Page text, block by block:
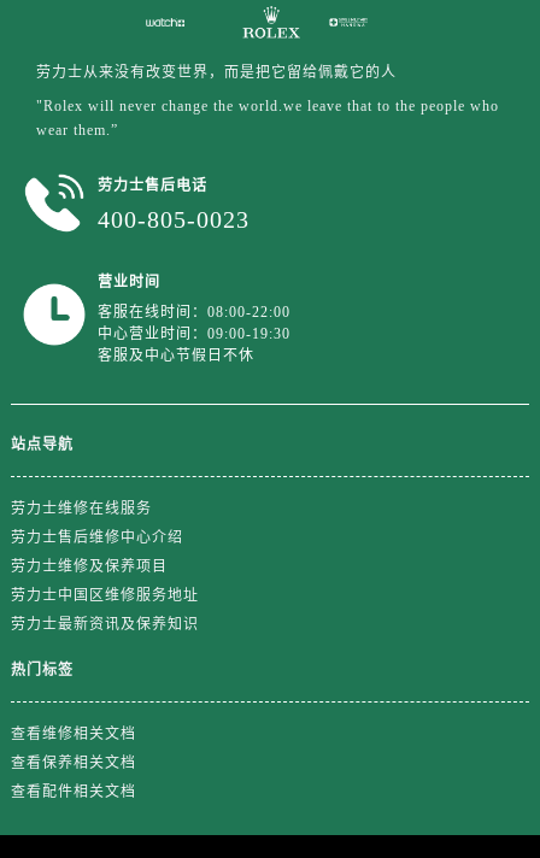
劳力士从来没有改变世界，而是把它留给佩戴它的人
"Rolex will never change the world.we leave that to the people who
wear them.”
劳力士售后电话
400-805-0023
营业时间
客服在线时间：08:00-22:00
中心营业时间：09:00-19:30
客服及中心节假日不休
站点导航
劳力士维修在线服务
劳力士售后维修中心介绍
劳力士维修及保养项目
劳力士中国区维修服务地址
劳力士最新资讯及保养知识
热门标签
查看维修相关文档
查看保养相关文档
查看配件相关文档